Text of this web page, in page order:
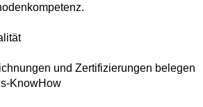
und Zertifizierungen belegen
KnowHow